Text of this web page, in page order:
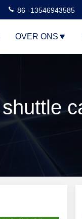
86--13546943585
OVER ONS